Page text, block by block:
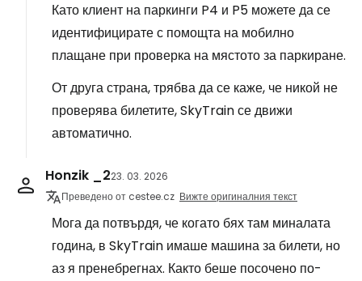
Като клиент на паркинги P4 и P5 можете да се
идентифицирате с помощта на мобилно
плащане при проверка на мястото за паркиране.
От друга страна, трябва да се каже, че никой не
проверява билетите, SkyTrain се движи
автоматично.
Honzik _223. 03. 2026
Преведено от cestee.cz Вижте оригиналния текст
Мога да потвърдя, че когато бях там миналата
година, в SkyTrain имаше машина за билети, но
аз я пренебрегнах. Както беше посочено по-